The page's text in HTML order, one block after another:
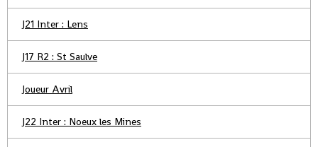
J21 Inter : Lens
J17 R2 : St Saulve
Joueur Avril
J22 Inter : Noeux les Mines